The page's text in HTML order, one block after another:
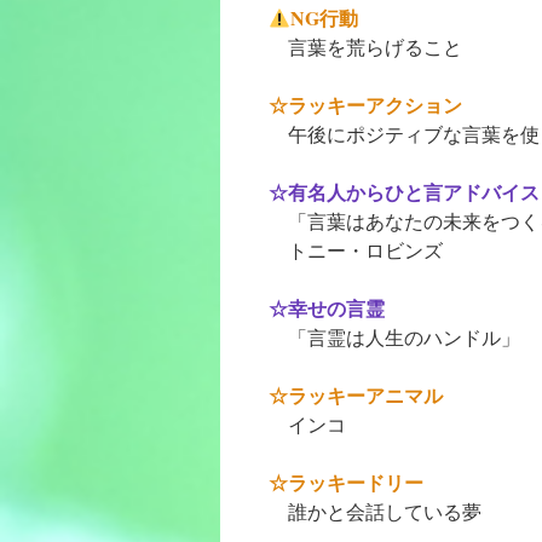
NG行動
言葉を荒らげること
☆ラッキーアクション
午後にポジティブな言葉を使
☆有名人からひと言アドバイス
「言葉はあなたの未来をつく
トニー・ロビンズ
☆幸せの言霊
「言霊は人生のハンドル」
☆ラッキーアニマル
インコ
☆ラッキードリー
誰かと会話している夢